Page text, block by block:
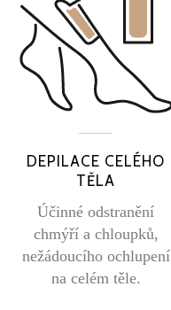
DEPILACE CELÉHO
TĚLA
Účinné odstranění
chmýří a chloupků,
nežádoucího ochlupení
na celém těle.